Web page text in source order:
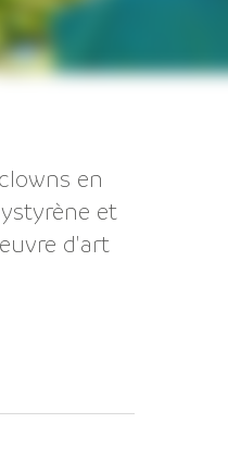
en
et
d'art